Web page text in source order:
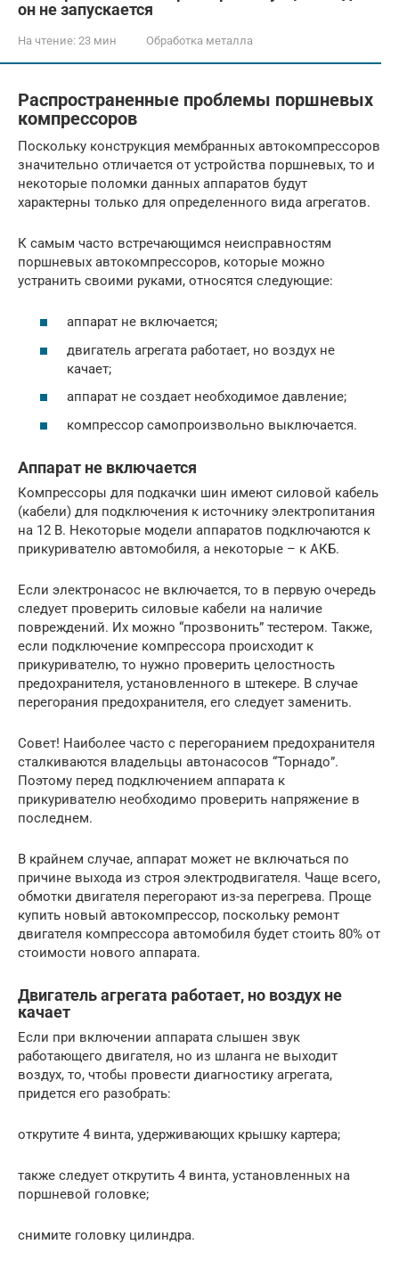
он не запускается
На чтение: 23 мин Обработка металла
Распространенные проблемы поршневых
компрессоров
Поскольку конструкция мембранных автокомпрессоров
значительно отличается от устройства поршневых, то и
некоторые поломки данных аппаратов будут
характерны только для определенного вида агрегатов.
К самым часто встречающимся неисправностям
поршневых автокомпрессоров, которые можно
устранить своими руками, относятся следующие:
аппарат не включается;
двигатель агрегата работает, но воздух не
качает;
аппарат не создает необходимое давление;
компрессор самопроизвольно выключается.
Аппарат не включается
Компрессоры для подкачки шин имеют силовой кабель
(кабели) для подключения к источнику электропитания
на 12 В. Некоторые модели аппаратов подключаются к
прикуривателю автомобиля, а некоторые – к АКБ.
Если электронасос не включается, то в первую очередь
следует проверить силовые кабели на наличие
повреждений. Их можно “прозвонить” тестером. Также,
если подключение компрессора происходит к
прикуривателю, то нужно проверить целостность
предохранителя, установленного в штекере. В случае
перегорания предохранителя, его следует заменить.
Совет! Наиболее часто с перегоранием предохранителя
сталкиваются владельцы автонасосов “Торнадо”.
Поэтому перед подключением аппарата к
прикуривателю необходимо проверить напряжение в
последнем.
В крайнем случае, аппарат может не включаться по
причине выхода из строя электродвигателя. Чаще всего,
обмотки двигателя перегорают из-за перегрева. Проще
купить новый автокомпрессор, поскольку ремонт
двигателя компрессора автомобиля будет стоить 80% от
стоимости нового аппарата.
Двигатель агрегата работает, но воздух не
качает
Если при включении аппарата слышен звук
работающего двигателя, но из шланга не выходит
воздух, то, чтобы провести диагностику агрегата,
придется его разобрать:
открутите 4 винта, удерживающих крышку картера;
также следует открутить 4 винта, установленных на
поршневой головке;
снимите головку цилиндра.